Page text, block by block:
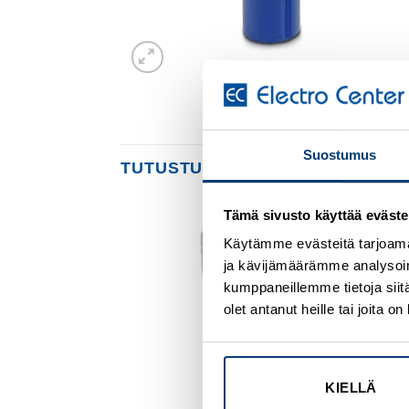
Suostumus
Tämä sivusto käyttää
Käytämme evästeitä
ja kävijämäärämme
kumppaneillemme tietoja
olet antanut heille tai joita
KIELLÄ
TUTUSTU MYÖS
Add to
wishlist